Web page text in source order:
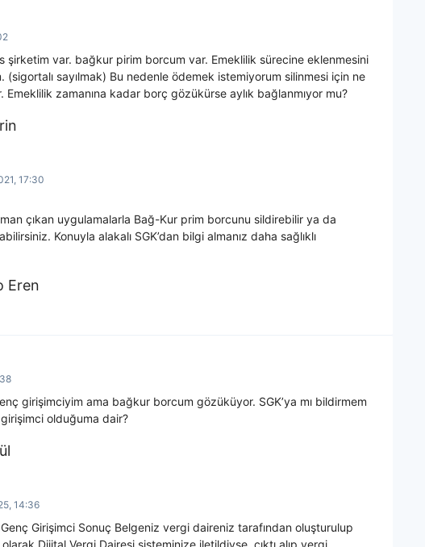
şirketim var. bağkur pirim borcum var. Emeklilik sürecine eklenmesini
(sigortalı sayılmak) Bu nedenle ödemek istemiyorum silinmesi için ne
Emeklilik zamanına kadar borç gözükürse aylık bağlanmıyor mu?
17:30
çıkan uygulamalarla Bağ-Kur prim borcunu sildirebilir ya da
Konuyla alakalı SGK’dan bilgi almanız daha sağlıklı
Eren
girişimciyim ama bağkur borcum gözüküyor. SGK’ya mı bildirmem
olduğuma dair?
14:36
Girişimci Sonuç Belgeniz vergi daireniz tarafından oluşturulup
Dijital Vergi Dairesi sisteminize iletildiyse, çıktı alıp vergi